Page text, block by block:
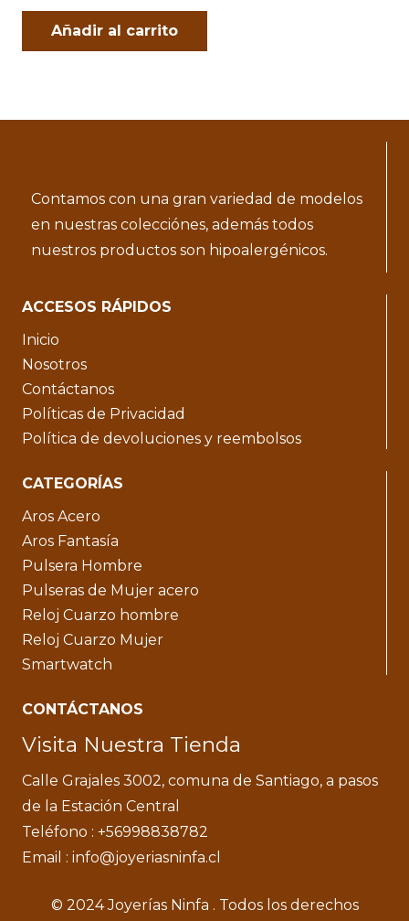
Añadir al carrito
Contamos con una gran variedad de modelos
en nuestras colecciónes, además todos
nuestros productos son hipoalergénicos.
ACCESOS RÁPIDOS
Inicio
Nosotros
Contáctanos
Políticas de Privacidad
Política de devoluciones y reembolsos
CATEGORÍAS
Aros Acero
Aros Fantasía
Pulsera Hombre
Pulseras de Mujer acero
Reloj Cuarzo hombre
Reloj Cuarzo Mujer
Smartwatch
CONTÁCTANOS
Visita Nuestra Tienda
Calle Grajales 3002, comuna de Santiago, a pasos
de la Estación Central
Teléfono : +56998838782
Email : info@joyeriasninfa.cl
© 2024 Joyerías Ninfa . Todos los derechos